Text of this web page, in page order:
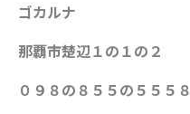
ゴカルナ
那覇市楚辺１の１の２
０９８の８５５の５５５８